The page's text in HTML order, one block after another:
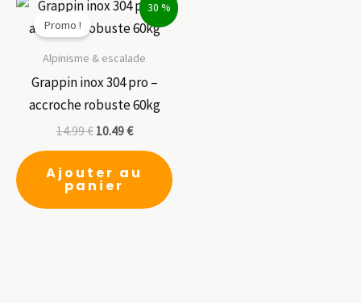
30 %
Promo !
Alpinisme & escalade
Grappin inox 304 pro –
accroche robuste 60kg
14.99€ 10.49€
Ajouter au
panier